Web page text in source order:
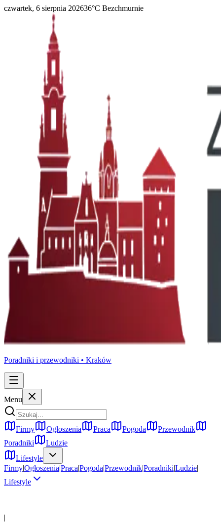
czwartek, 6 sierpnia 202636°C Bezchmurnie
Poradniki i przewodniki • Kraków
Menu
Firmy Ogłoszenia Praca Pogoda
Przewodnik
Poradniki
Ludzie
Lifestyle
Firmy|Ogłoszenia|Praca|Pogoda|Przewodnik|Poradniki|Ludzie|
Lifestyle
|